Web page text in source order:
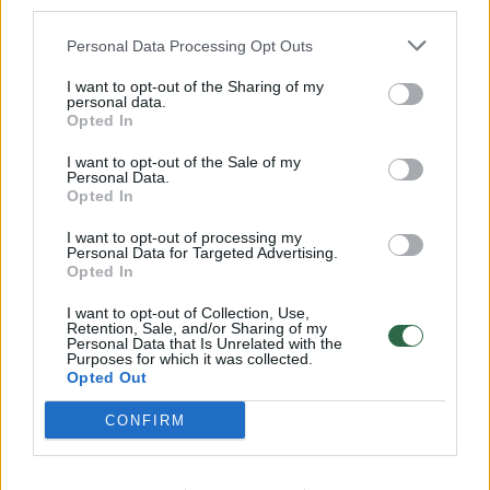
Personal Data Processing Opt Outs
I want to opt-out of the Sharing of my
personal data.
Opted In
I want to opt-out of the Sale of my
Personal Data.
Opted In
I want to opt-out of processing my
Personal Data for Targeted Advertising.
Opted In
I want to opt-out of Collection, Use,
Retention, Sale, and/or Sharing of my
Personal Data that Is Unrelated with the
Purposes for which it was collected.
Opted Out
CONFIRM
32 laipsnių šilumos
Žinios | Orai
V. Zalužno pasisakymą laiko bandymu įsitvirtinti
Ukrainos politikoje: jis yra neteisus
Laidos Nauja diena
00:00:59
Nufilmavo, kaip patvino Vilniaus Vakarinis aplinkkelis:
Žinios | Lietuvos diena
Visi įrašai